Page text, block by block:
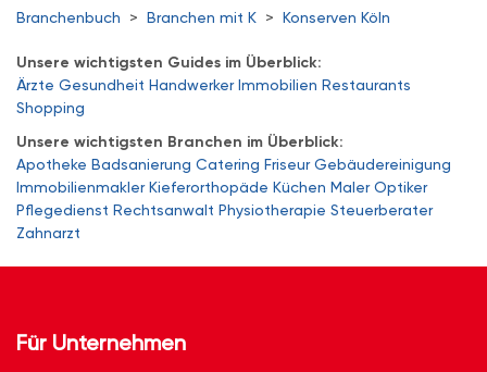
Branchenbuch > Branchen mit K > Konserven Köln
Unsere wichtigsten Guides im Überblick:
Ärzte Gesundheit Handwerker Immobilien Restaurants
Shopping
Unsere wichtigsten Branchen im Überblick:
Apotheke Badsanierung Catering Friseur Gebäudereinigung
Immobilienmakler Kieferorthopäde Küchen Maler Optiker
Pflegedienst Rechtsanwalt Physiotherapie Steuerberater
Zahnarzt
Für Unternehmen